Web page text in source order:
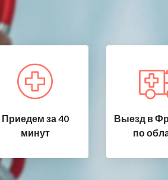
Приедем за 40
минут
Выезд в
по